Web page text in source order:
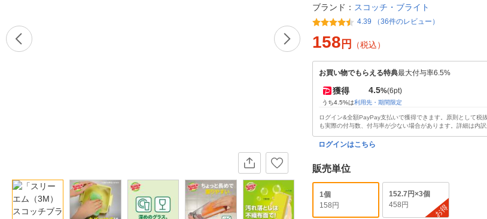
ブランド： スコッチ・ブライト
4.39 （36件のレビュー）
158 円 （税込）
お買い物でもらえる特典最大付与率6.5%
獲得 4.5%(6pt)
うち4.5%は利用先・期間限定
ログイン&全額PayPay支払いで獲得できます。原則として税
も実際の付与数、付与率が少ない場合があります。詳細は内訳
ログインはこちら
販売単位
1個
158円
152.7円×3個
458円
お得